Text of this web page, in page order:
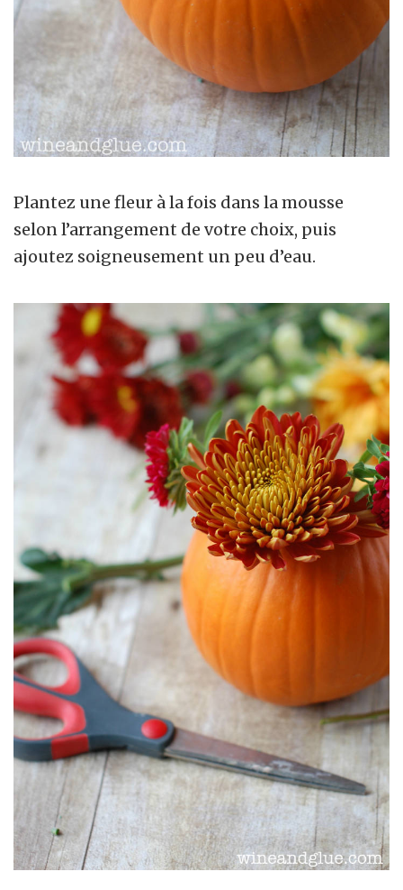
Plantez une fleur à la fois dans la mousse
selon l’arrangement de votre choix, puis
ajoutez soigneusement un peu d’eau.